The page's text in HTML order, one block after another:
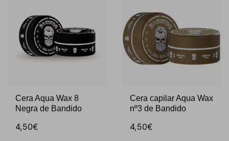
Cera Aqua Wax 8
Negra de Bandido
4,50€
Cera capilar Aqua Wax
nº3 de Bandido
4,50€